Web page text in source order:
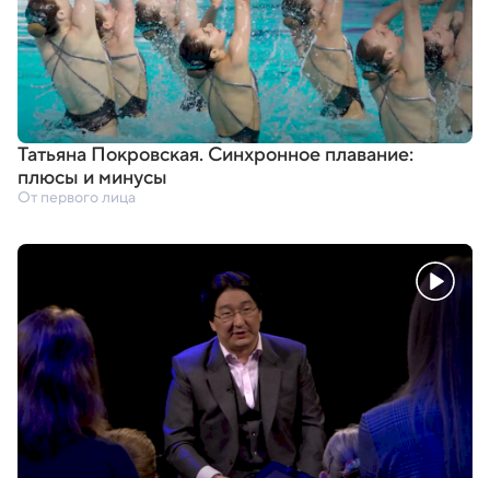
Татьяна Покровская. Синхронное плавание:
плюсы и минусы
От первого лица